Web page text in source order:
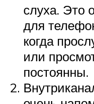
слуха. Это
для
когда
или
постоянны.